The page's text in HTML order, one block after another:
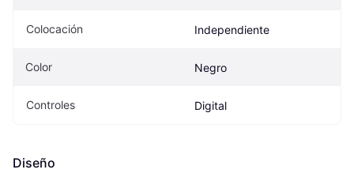
Colocación Independiente
Color Negro
Controles Digital
Diseño